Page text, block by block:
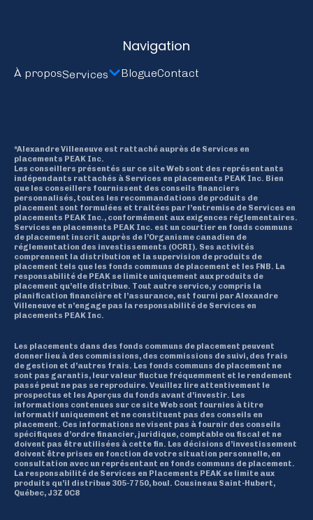
Navigation
À proposServices BlogueContact
*Alexandre Villeneuve est rattaché auprès de Services en
placements PEAK Inc.
Les conseillers présentés sur ce site Web sont des représentants
indépendants rattachés à Services en placements PEAK Inc. Bien
que les conseillers fournissent des conseils financiers
personnalisés, toutes les recommandations de produits de
placement sont formulées et traitées par l’entremise de Services en
placements PEAK Inc., conformément aux exigences réglementaires.
Services en placements PEAK Inc. est un courtier en fonds communs
de placement inscrit auprès de l’Organisme canadien de
réglementation des investissements (OCRI). Ses activités
comprennent la distribution et la supervision de produits de
placement tels que les fonds communs de placement et les FNB. La
responsabilité de PEAK se limite uniquement aux produits de
placement qu’elle distribue. Tout autre service, y compris la
planification financière et l’assurance, est fourni par Alexandre
Villeneuve et n’engage pas la responsabilité de Services en
placements PEAK Inc.
Les placements dans des fonds communs de placement peuvent
donner lieu à des commissions, des commissions de suivi, des frais
de gestion et d’autres frais. Les fonds communs de placement ne
sont pas garantis, leur valeur fluctue fréquemment et le rendement
passé peut ne pas se reproduire. Veuillez lire attentivement le
prospectus et les Aperçus du fonds avant d’investir. Les
informations contenues sur ce site Web sont fournies à titre
informatif uniquement et ne constituent pas des conseils en
placement. Ces informations ne visent pas à fournir des conseils
spécifiques d’ordre financier, juridique, comptable ou fiscal et ne
doivent pas être utilisées à cette fin. Les décisions d’investissement
doivent être prises en fonction de votre situation personnelle, en
consultation avec un représentant en fonds communs de placement.
La responsabilité de Services en Placements PEAK se limite aux
produits qu’il distribue 305-7750, boul. Cousineau Saint-Hubert,
Québec, J3Z 0C8